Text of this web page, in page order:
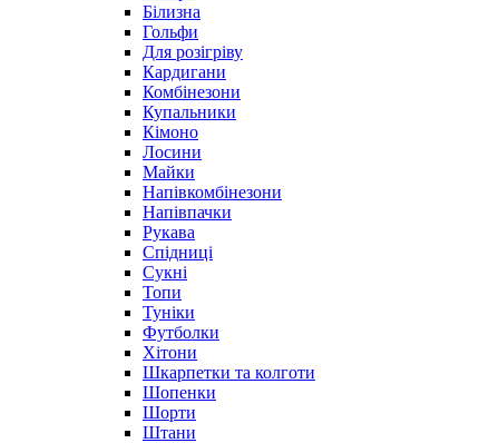
Білизна
Гольфи
Для розігріву
Кардигани
Комбінезони
Купальники
Кімоно
Лосини
Майки
Напівкомбінезони
Напівпачки
Рукава
Спідниці
Сукні
Топи
Туніки
Футболки
Хітони
Шкарпетки та колготи
Шопенки
Шорти
Штани